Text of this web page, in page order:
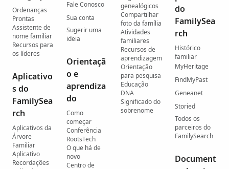
Ordenanças
Prontas
Assistente de
nome familiar
Recursos para
os líderes
Aplicativo
s do
FamilySea
rch
Aplicativos da
Árvore
Familiar
Aplicativo
Recordações
Fale Conosco
Sua conta
Sugerir uma
ideia
Orientaçã
o e
aprendiza
do
Como
começar
Conferência
RootsTech
O que há de
novo
Centro de
genealógicos
Compartilhar
foto da família
Atividades
familiares
Recursos de
aprendizagem
Orientação
para pesquisa
Educação
DNA
Significado do
sobrenome
do
FamilySea
rch
Histórico
familiar
MyHeritage
FindMyPast
Geneanet
Storied
Todos os
parceiros do
FamilySearch
Document